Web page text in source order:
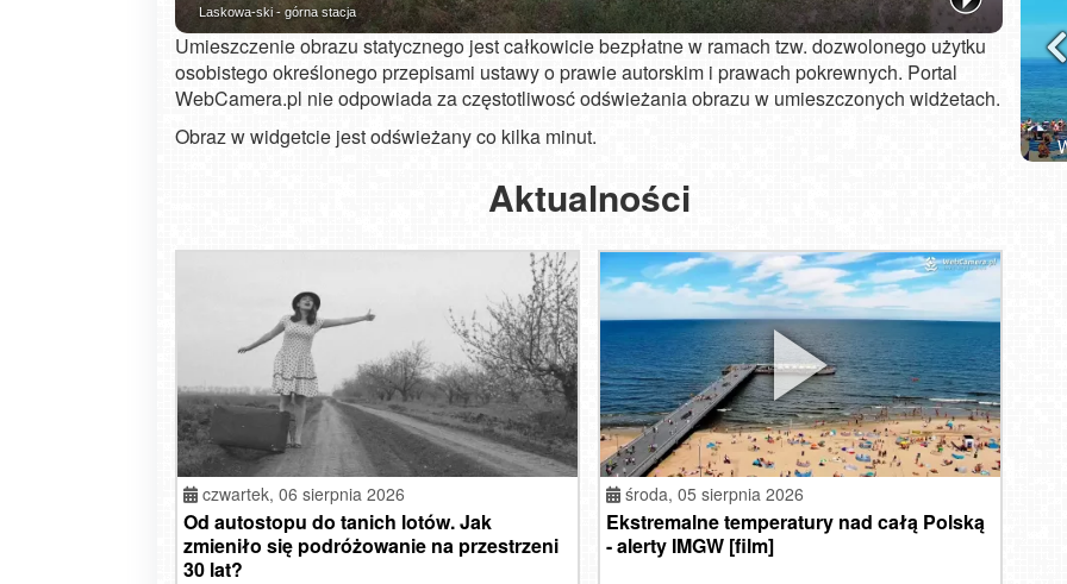
Umieszczenie obrazu statycznego jest całkowicie bezpłatne w ramach tzw. dozwolonego użytku
osobistego określonego przepisami ustawy o prawie autorskim i prawach pokrewnych. Portal
WebCamera.pl nie odpowiada za częstotliwosć odświeżania obrazu w umieszczonych widżetach.
Obraz w widgetcie jest odświeżany co kilka minut.
Aktualności
czwartek, 06 sierpnia 2026
Od autostopu do tanich lotów. Jak
zmieniło się podróżowanie na przestrzeni
30 lat?
środa, 05 sierpnia 2026
Ekstremalne temperatury nad całą Polską
- alerty IMGW [film]
Zakopane - widok na deptak Krupówki NOWOŚĆ